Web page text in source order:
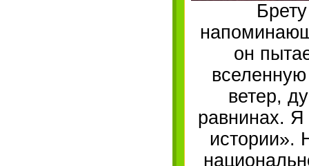
он
ветер,
равнинах. Я
истории».